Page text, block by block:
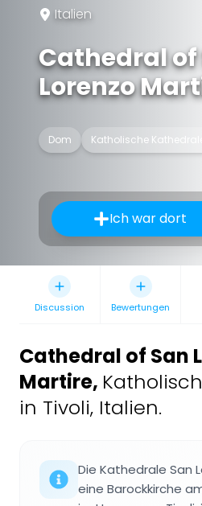
Italien
Cathedral of
Lorenzo
Dom Katholische Kathedrale
Ich war dort
Discussion Bewertungen
Cathedral of San
Martire,
in Tivoli, Italien.
Die Kathedrale San
eine Barockkirche